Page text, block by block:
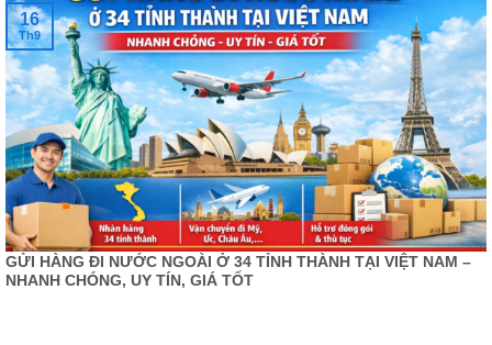
GỬI HÀNG ĐI NƯỚC NGOÀI Ở 34 TỈNH THÀNH TẠI VIỆT NAM –
NHANH CHÓNG, UY TÍN, GIÁ TỐT
16
Th9